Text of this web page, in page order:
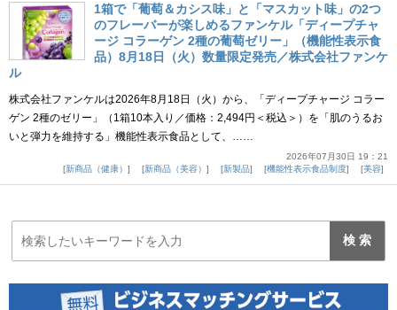
1箱で「葡萄＆カシス味」と「マスカット味」の2つ
のフレーバーが楽しめるファンケル「ディープチャ
ージ コラーゲン 2種の葡萄ゼリー」（機能性表示食
品）8月18日（火）数量限定発売／株式会社ファンケ
ル
株式会社ファンケルは2026年8月18日（火）から、「ディープチャージ コラー
ゲン 2種のゼリー」（1箱10本入り／価格：2,494円＜税込＞）を「肌のうるお
いと弾力を維持する」機能性表示食品として、……
2026年07月30日 19：21
新商品（健康）
新商品（美容） 新製品 機能性表示食品制度 美容